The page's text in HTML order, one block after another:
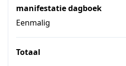
manifestatie dagboek
Eenmalig
Totaal